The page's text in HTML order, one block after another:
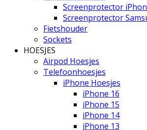
Screenprotector
Screenprotector
Fietshouder
Sockets
HOESJES
Airpod Hoesjes
Telefoonhoesjes
iPhone Hoesjes
iPhone 16
iPhone 15
iPhone 14
iPhone 13